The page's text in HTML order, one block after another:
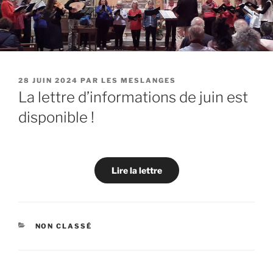
PUBLIÉ
LE
28 JUIN 2024 PAR LES MESLANGES
La lettre d’informations de juin est
disponible !
Lire la lettre
CATÉGORIES
NON CLASSÉ